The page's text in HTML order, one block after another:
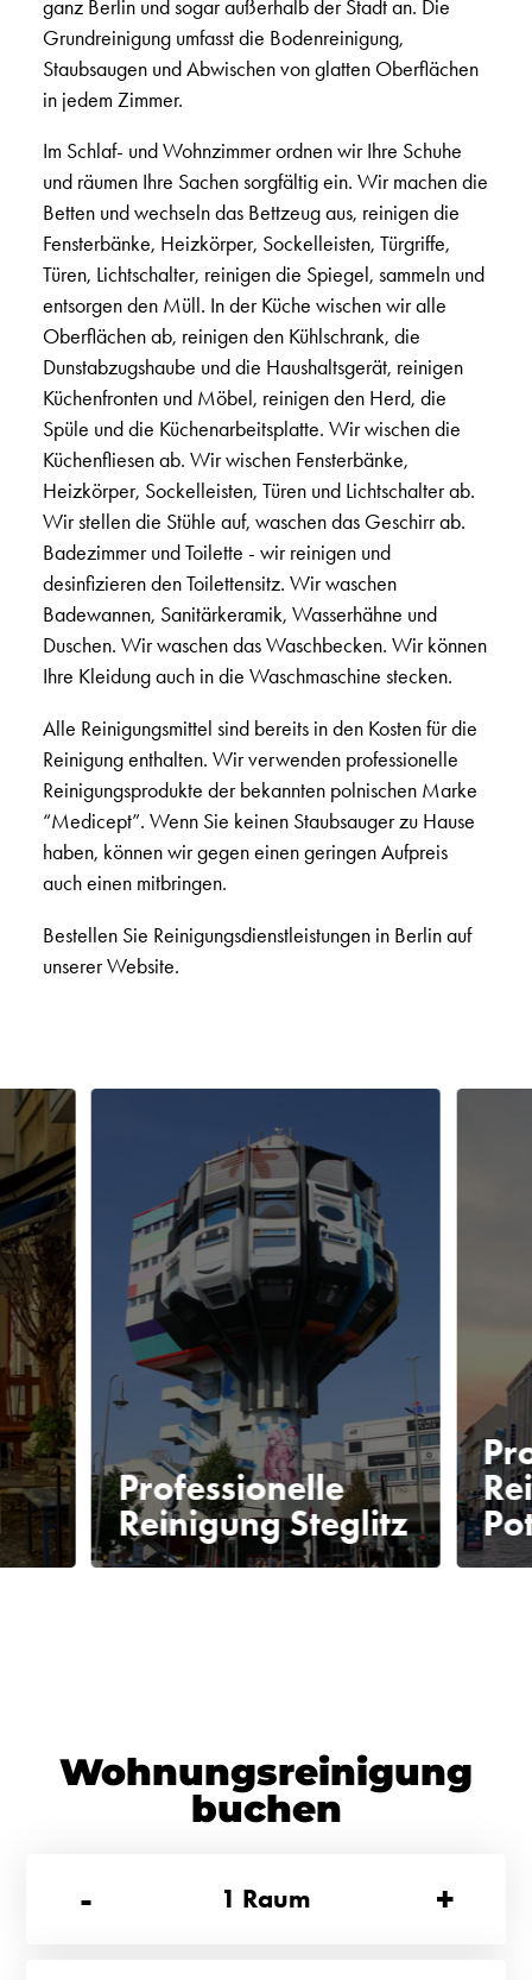
ganz Berlin und sogar außerhalb der Stadt an. Die
Grundreinigung umfasst die Bodenreinigung,
Staubsaugen und Abwischen von glatten Oberflächen
in jedem Zimmer.
Im Schlaf- und Wohnzimmer ordnen wir Ihre Schuhe
und räumen Ihre Sachen sorgfältig ein. Wir machen die
Betten und wechseln das Bettzeug aus, reinigen die
Fensterbänke, Heizkörper, Sockelleisten, Türgriffe,
Türen, Lichtschalter, reinigen die Spiegel, sammeln und
entsorgen den Müll. In der Küche wischen wir alle
Oberflächen ab, reinigen den Kühlschrank, die
Dunstabzugshaube und die Haushaltsgerät, reinigen
Küchenfronten und Möbel, reinigen den Herd, die
Spüle und die Küchenarbeitsplatte. Wir wischen die
Küchenfliesen ab. Wir wischen Fensterbänke,
Heizkörper, Sockelleisten, Türen und Lichtschalter ab.
Wir stellen die Stühle auf, waschen das Geschirr ab.
Badezimmer und Toilette - wir reinigen und
desinfizieren den Toilettensitz. Wir waschen
Badewannen, Sanitärkeramik, Wasserhähne und
Duschen. Wir waschen das Waschbecken. Wir können
Ihre Kleidung auch in die Waschmaschine stecken.
Alle Reinigungsmittel sind bereits in den Kosten für die
Reinigung enthalten. Wir verwenden professionelle
Reinigungsprodukte der bekannten polnischen Marke
“Medicept”. Wenn Sie keinen Staubsauger zu Hause
haben, können wir gegen einen geringen Aufpreis
auch einen mitbringen.
Bestellen Sie Reinigungsdienstleistungen in Berlin auf
unserer Website.
Professionelle
Reinigung Steglitz
Wohnungsreinigung
buchen
-
1 Raum +